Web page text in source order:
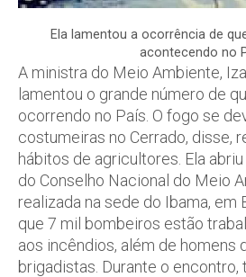
Ela lamentou a ocorrência de
acontecendo no
A ministra do Meio Ambiente,
lamentou o grande número de
ocorrendo no País. O fogo se
costumeiras no Cerrado, disse,
hábitos de agricultores. Ela
do Conselho Nacional do Meio
realizada na sede do Ibama, em
que 7 mil bombeiros estão
aos incêndios, além de homens
brigadistas. Durante o